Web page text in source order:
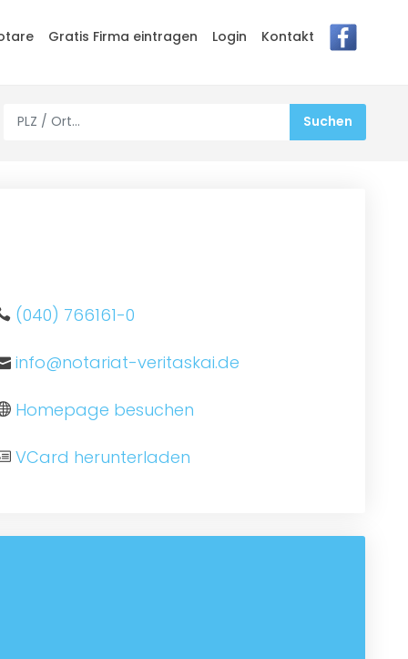
Gratis Firma eintragen Login Kontakt
(040) 766161-0
info@notariat-veritaskai.de
Homepage besuchen
VCard herunterladen